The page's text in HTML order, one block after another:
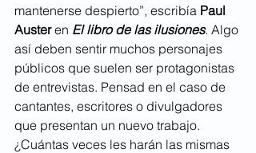
mantenerse despierto”, escribía Paul
Auster en El libro de las ilusiones. Algo
así deben sentir muchos personajes
públicos que suelen ser protagonistas
de entrevistas. Pensad en el caso de
cantantes, escritores o divulgadores
que presentan un nuevo trabajo.
¿Cuántas veces les harán las mismas